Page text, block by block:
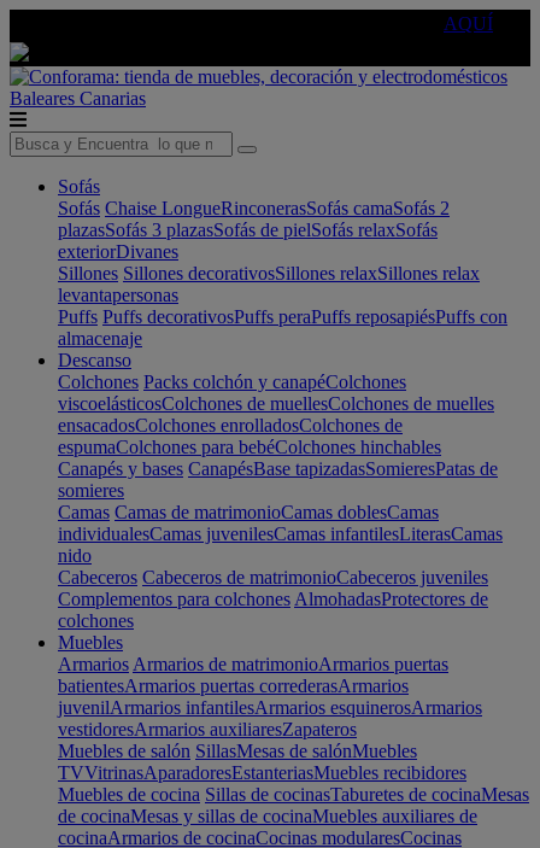
AQUÍ
Baleares Canarias
Sofás
Sofás Chaise LongueRinconerasSofás camaSofás 2
plazasSofás 3 plazasSofás de pielSofás relaxSofás
exteriorDivanes
Sillones Sillones decorativosSillones relaxSillones relax
levantapersonas
Puffs Puffs decorativosPuffs peraPuffs reposapiésPuffs con
almacenaje
Descanso
Colchones Packs colchón y canapéColchones
viscoelásticosColchones de muellesColchones de muelles
ensacadosColchones enrolladosColchones de
espumaColchones para bebéColchones hinchables
Canapés y bases CanapésBase tapizadasSomieresPatas de
somieres
Camas Camas de matrimonioCamas doblesCamas
individualesCamas juvenilesCamas infantilesLiterasCamas
nido
Cabeceros Cabeceros de matrimonioCabeceros juveniles
Complementos para colchones AlmohadasProtectores de
colchones
Muebles
Armarios Armarios de matrimonioArmarios puertas
batientesArmarios puertas correderasArmarios
juvenilArmarios infantilesArmarios esquinerosArmarios
vestidoresArmarios auxiliaresZapateros
Muebles de salón SillasMesas de salónMuebles
TVVitrinasAparadoresEstanteriasMuebles recibidores
Muebles de cocina Sillas de cocinasTaburetes de cocinaMesas
de cocinaMesas y sillas de cocinaMuebles auxiliares de
cocinaArmarios de cocinaCocinas modularesCocinas